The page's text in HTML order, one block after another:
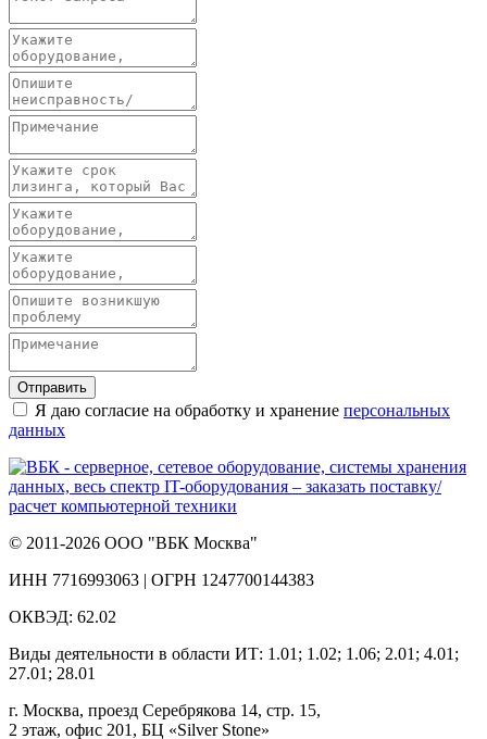
Отправить
Я даю согласие на обработку и хранение персональных
данных
© 2011-2026 ООО "ВБК Москва"
ИНН 7716993063 | ОГРН 1247700144383
ОКВЭД: 62.02
Виды деятельности в области ИТ: 1.01; 1.02; 1.06; 2.01; 4.01;
27.01; 28.01
г. Москва, проезд Серебрякова 14, стр. 15,
2 этаж, офис 201, БЦ «Silver Stone»